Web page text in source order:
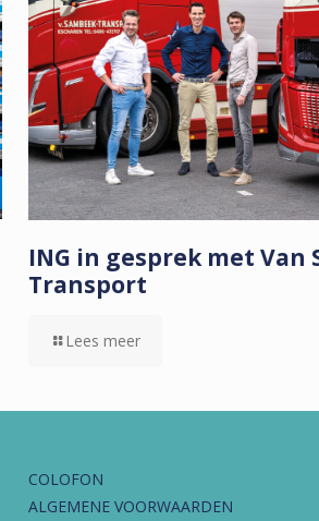
ING in gesprek met Van
Transport
Lees meer
COLOFON
ALGEMENE VOORWAARDEN